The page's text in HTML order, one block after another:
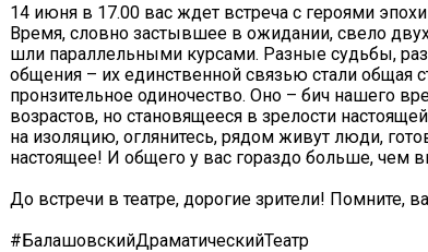
14 июня в 17.00 вас ждет встреча с героями
Время, словно застывшее в ожидании, свело
шли параллельными курсами. Разные судьбы,
общения – их единственной связью стали общая
пронзительное одиночество. Оно – бич нашего
возрастов, но становящееся в зрелости
на изоляцию, оглянитесь, рядом живут люди,
настоящее! И общего у вас гораздо больше, чем
До встречи в театре, дорогие зрители! Помните,
#БалашовскийДраматическийТеатр